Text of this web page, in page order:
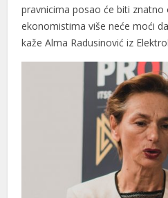
pravnicima posao će biti znatno
ekonomistima više neće moći
kaže Alma Radusinović iz